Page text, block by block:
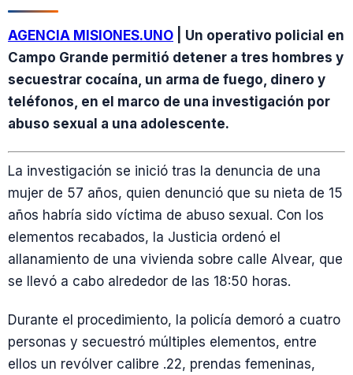
AGENCIA MISIONES.UNO | Un operativo policial en
Campo Grande permitió detener a tres hombres y
secuestrar cocaína, un arma de fuego, dinero y
teléfonos, en el marco de una investigación por
abuso sexual a una adolescente.
La investigación se inició tras la denuncia de una
mujer de 57 años, quien denunció que su nieta de 15
años habría sido víctima de abuso sexual. Con los
elementos recabados, la Justicia ordenó el
allanamiento de una vivienda sobre calle Alvear, que
se llevó a cabo alrededor de las 18:50 horas.
Durante el procedimiento, la policía demoró a cuatro
personas y secuestró múltiples elementos, entre
ellos un revólver calibre .22, prendas femeninas,